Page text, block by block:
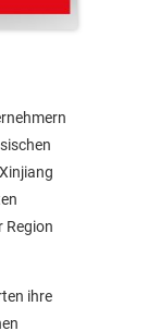
Region
ihre